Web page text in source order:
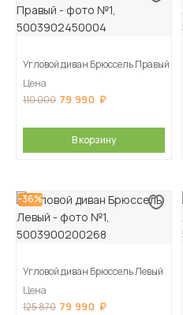
Угловой диван Брюссель Правый
Цена
110 000 79 990
В корзину
-36%
Угловой диван Брюссель Левый
Цена
125 870 79 990